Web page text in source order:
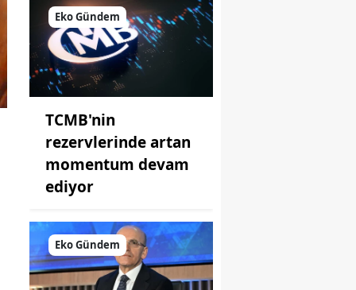
Eko Gündem
TCMB'nin
rezervlerinde artan
momentum devam
ediyor
Eko Gündem